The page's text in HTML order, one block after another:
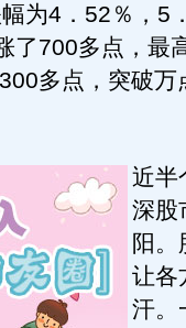
为4．52％，5
了700多点，最
多点，突破万
近半
深股
阳
让各
汗。